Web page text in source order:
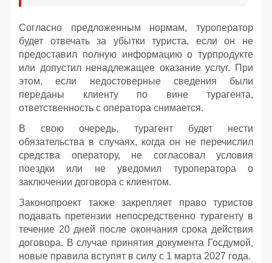
Согласно предложенным нормам, туроператор
будет отвечать за убытки туриста, если он не
предоставил полную информацию о турпродукте
или допустил ненадлежащее оказание услуг. При
этом, если недостоверные сведения были
переданы клиенту по вине турагента,
ответственность с оператора снимается.
В свою очередь, турагент будет нести
обязательства в случаях, когда он не перечислил
средства оператору, не согласовал условия
поездки или не уведомил туроператора о
заключении договора с клиентом.
Законопроект также закрепляет право туристов
подавать претензии непосредственно турагенту в
течение 20 дней после окончания срока действия
договора. В случае принятия документа Госдумой,
новые правила вступят в силу с 1 марта 2027 года.